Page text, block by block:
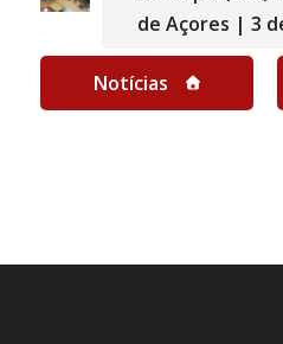
de Açores | 3
Notícias